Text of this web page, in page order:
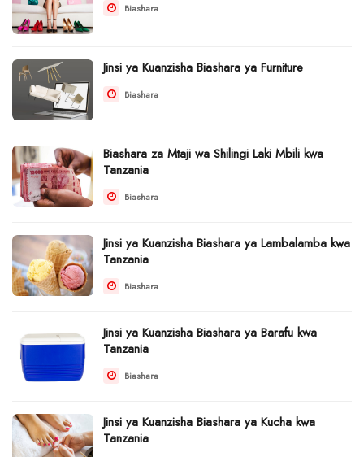
Biashara
Jinsi ya Kuanzisha Biashara ya Furniture
Biashara
Biashara za Mtaji wa Shilingi Laki Mbili kwa
Tanzania
Biashara
Jinsi ya Kuanzisha Biashara ya Lambalamba kwa
Tanzania
Biashara
Jinsi ya Kuanzisha Biashara ya Barafu kwa
Tanzania
Biashara
Jinsi ya Kuanzisha Biashara ya Kucha kwa
Tanzania